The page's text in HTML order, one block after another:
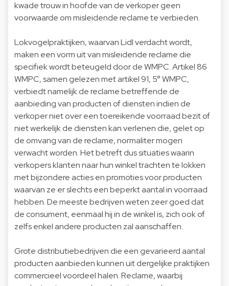
kwade trouw in hoofde van de verkoper geen
voorwaarde om misleidende reclame te verbieden.
Lokvogelpraktijken, waarvan Lidl verdacht wordt,
maken een vorm uit van misleidende reclame die
specifiek wordt beteugeld door de WMPC. Artikel 86
WMPC, samen gelezen met artikel 91, 5° WMPC,
verbiedt namelijk de reclame betreffende de
aanbieding van producten of diensten indien de
verkoper niet over een toereikende voorraad bezit of
niet werkelijk de diensten kan verlenen die, gelet op
de omvang van de reclame, normaliter mogen
verwacht worden. Het betreft dus situaties waarin
verkopers klanten naar hun winkel trachten te lokken
met bijzondere acties en promoties voor producten
waarvan ze er slechts een beperkt aantal in voorraad
hebben. De meeste bedrijven weten zeer goed dat
de consument, eenmaal hij in de winkel is, zich ook of
zelfs enkel andere producten zal aanschaffen.
Grote distributiebedrijven die een gevarieerd aantal
producten aanbieden kunnen uit dergelijke praktijken
commercieel voordeel halen. Reclame, waarbij